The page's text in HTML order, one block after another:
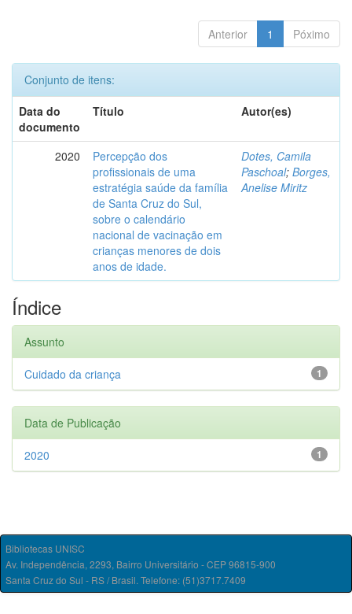
Anterior 1 Póximo
Conjunto de itens:
Data do
documento
Título Autor(es)
2020
Percepção dos
profissionais de uma
estratégia saúde da família
de Santa Cruz do Sul,
sobre o calendário
nacional de vacinação em
crianças menores de dois
anos de idade.
Dotes, Camila
Paschoal; Borges,
Anelise Miritz
Índice
Assunto
1
Cuidado da criança
Data de Publicação
1
2020
Bibliotecas UNISC
Av. Independência, 2293, Bairro Universitário - CEP 96815-900
Santa Cruz do Sul - RS / Brasil. Telefone: (51)3717.7409